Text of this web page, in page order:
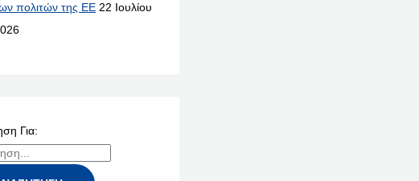
πολιτών της ΕΕ 22 Ιουλίου
Για: